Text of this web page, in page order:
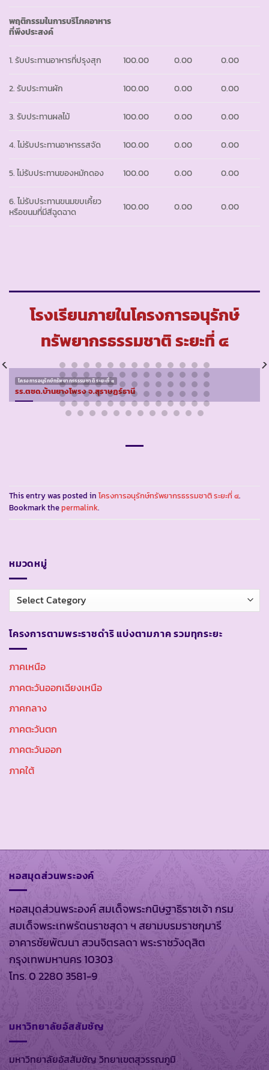
พฤติกรรมในการบริโภคอาหาร
ที่พึงประสงค์
1. รับประทานอาหารที่ปรุงสุก 100.00 0.00 0.00
2. รับประทานผัก 100.00 0.00 0.00
3. รับประทานผลไม้ 100.00 0.00 0.00
4. ไม่รับประทานอาหารรสจัด 100.00 0.00 0.00
5. ไม่รับประทานของหมักดอง 100.00 0.00 0.00
6. ไม่รับประทานขนมขบเคี้ยว
หรือขนมที่มีสีฉูดฉาด
100.00 0.00 0.00
โรงเรียนภายในโครงการอนุรักษ์
ทรัพยากรธรรมชาติ ระยะที่ ๔
โครงการอนุรักษ์ทรัพยากรธรรมชาติ ระยะที่ ๔
รร.ตชด.บ้านยางโพรง จ.สุราษฏร์ธานี
This entry was posted in โครงการอนุรักษ์ทรัพยากรธรรมชาติ ระยะที่ ๔.
Bookmark thepermalink.
หมวดหมู่
หมวด
หมู่
โครงการตามพระราชดำริ แบ่งตามภาค รวมทุกระยะ
ภาคเหนือ
ภาคตะวันออกเฉียงเหนือ
ภาคกลาง
ภาคตะวันตก
ภาคตะวันออก
ภาคใต้
หอสมุดส่วนพระองค์
หอสมุดส่วนพระองค์ สมเด็จพระกนิษฐาธิราชเจ้า กรม
สมเด็จพระเทพรัตนราชสุดา ฯ สยามบรมราชกุมารี
อาคารชัยพัฒนา สวนจิตรลดา พระราชวังดุสิต
กรุงเทพมหานคร 10303
โทร. 0 2280 3581-9
มหาวิทยาลัยอัสสัมชัญ
มหาวิทยาลัยอัสสัมชัญ วิทยาเขตสุวรรณภูมิ